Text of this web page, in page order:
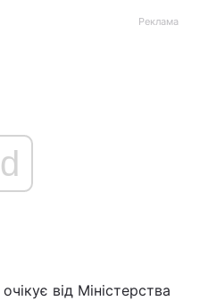
Реклама
від Міністерства